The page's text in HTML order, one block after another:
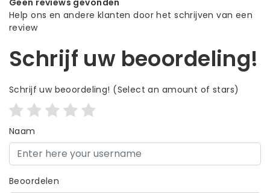
Help ons en andere klanten door het schrijven van een
review
Schrijf uw beoordeling!
Schrijf uw beoordeling! (Select an amount of stars)
Naam
Beoordelen